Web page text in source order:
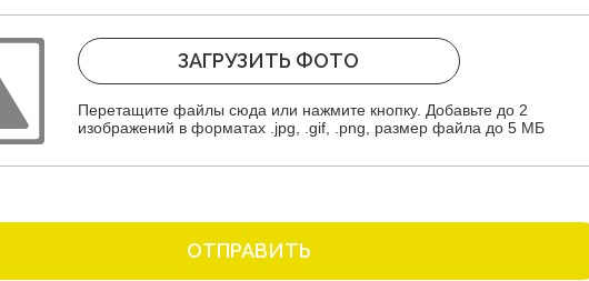
2 700₴
ЗАГРУЗИТЬ ФОТО
Перетащите файлы сюда или нажмите кнопку. Добавьте до 2
изображений в форматах .jpg, .gif, .png, размер файла до 5 МБ
ОТПРАВИТЬ
Просмотренные товары